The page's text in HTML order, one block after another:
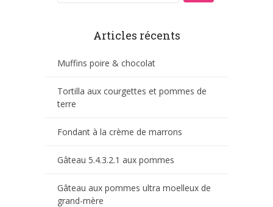
Articles récents
Muffins poire & chocolat
Tortilla aux courgettes et pommes de
terre
Fondant à la crème de marrons
Gâteau 5.4.3.2.1 aux pommes
Gâteau aux pommes ultra moelleux de
grand-mère